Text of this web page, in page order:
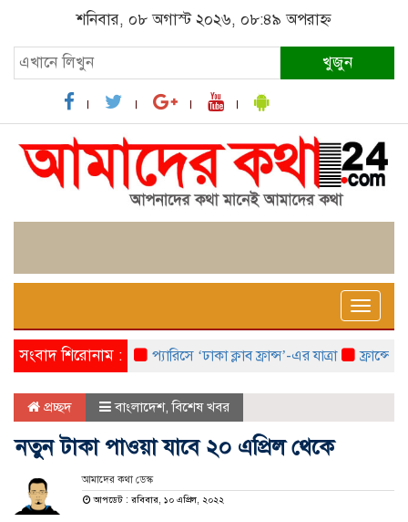
শনিবার, ০৮ অগাস্ট ২০২৬, ০৮:৪৯ অপরাহ্ন
খুজুন
Toggle
সংবাদ শিরোনাম :
প্যারিসে ‘ঢাকা ক্লাব ফ্রান্স’-এর যাত্রা ফ্রান্সে
প্রচ্ছদ বাংলাদেশ,বিশেষ খবর
নতুন টাকা পাওয়া যাবে ২০ এপ্রিল থেকে
আমাদের কথা ডেস্ক
আপডেট : রবিবার, ১০ এপ্রিল, ২০২২